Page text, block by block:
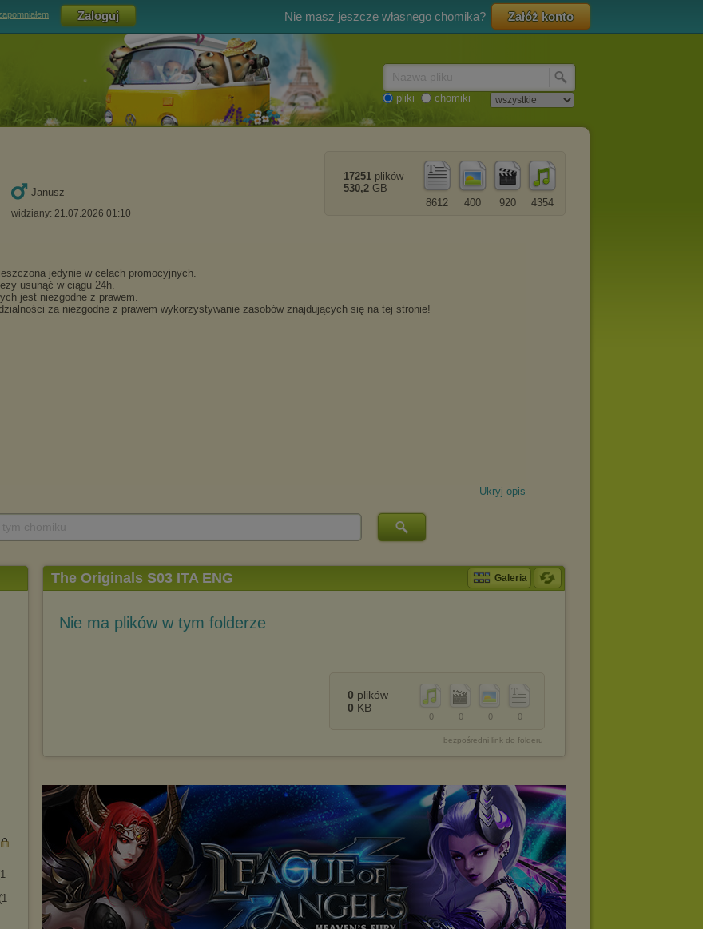
Nie masz jeszcze własnego chomika? Załóż konto
pliki chomiki
Janusz
widziany: 21.07.2026 01:10
4354
920
400
8612
17251 plików
530,2 GB
Ukryj opis
The Originals S03 ITA ENG Galeria
Nie ma plików w tym folderze
0
0
0
0
0 plików
0 KB
bezpośredni link do folderu